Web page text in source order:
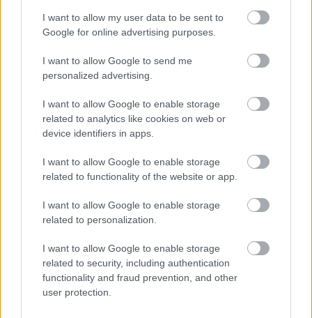
I want to allow my user data to be sent to
Google for online advertising purposes.
I want to allow Google to send me
personalized advertising.
I want to allow Google to enable storage
related to analytics like cookies on web or
device identifiers in apps.
I want to allow Google to enable storage
related to functionality of the website or app.
I want to allow Google to enable storage
related to personalization.
I want to allow Google to enable storage
related to security, including authentication
functionality and fraud prevention, and other
user protection.
Aκολουθήστε μας